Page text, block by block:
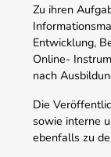
Zu ihren
Entwicklung,
Online-
nach
Die
sowie interne
ebenfalls zu